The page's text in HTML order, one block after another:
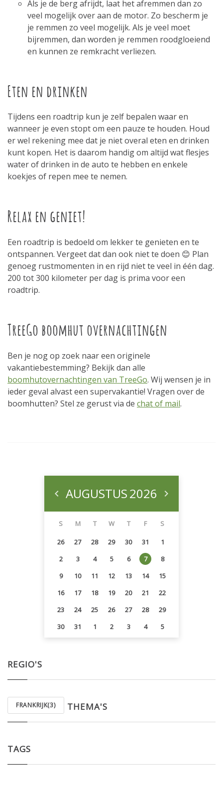
Als je de berg afrijdt, laat het afremmen dan zo
veel mogelijk over aan de motor. Zo bescherm je
je remmen zo veel mogelijk. Als je veel moet
bijremmen, dan worden je remmen roodgloeiend
en kunnen ze remkracht verliezen.
Eten en drinken
Tijdens een roadtrip kun je zelf bepalen waar en
wanneer je even stopt om een pauze te houden. Houd
er wel rekening mee dat je niet overal eten en drinken
kunt kopen. Het is daarom handig om altijd wat flesjes
water of drinken in de auto te hebben en enkele
koekjes of repen mee te nemen.
Relax en geniet!
Een roadtrip is bedoeld om lekker te genieten en te
ontspannen. Vergeet dat dan ook niet te doen 😊 Plan
genoeg rustmomenten in en rijd niet te veel in één dag.
200 tot 300 kilometer per dag is prima voor een
roadtrip.
TreeGo boomhut overnachtingen
Ben je nog op zoek naar een originele
vakantiebestemming? Bekijk dan alle
boomhutovernachtingen van TreeGo. Wij wensen je in
ieder geval alvast een supervakantie! Vragen over de
boomhutten? Stel ze gerust via de chat of mail.
AUGUSTUS2026
S M T W T F S
26 27 28 29 30 31
1
2
3 4 5 6 7
8
9
10 11 12 13 14
15
16
17 18 19 20 21
22
23
24 25 26 27 28
29
30
31 1 2 3 4 5
REGIO'S
FRANKRIJK(3) THEMA'S
TAGS